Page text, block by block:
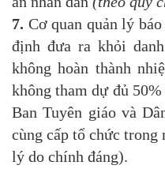
7. Cơ quan quản lý
định đưa ra khỏi
không hoàn thành
không tham dự đủ
Ban Tuyên giáo và
cùng cấp tổ chức
lý do chính đáng).